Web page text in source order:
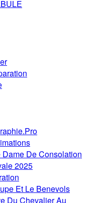
De Consolation
2025
Et Le Benevols
Du Chevalier Au